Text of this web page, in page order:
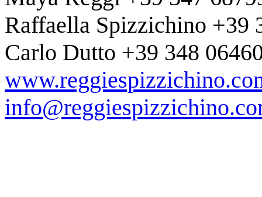
Raffaella Spizzichino +39
Carlo Dutto +39 348